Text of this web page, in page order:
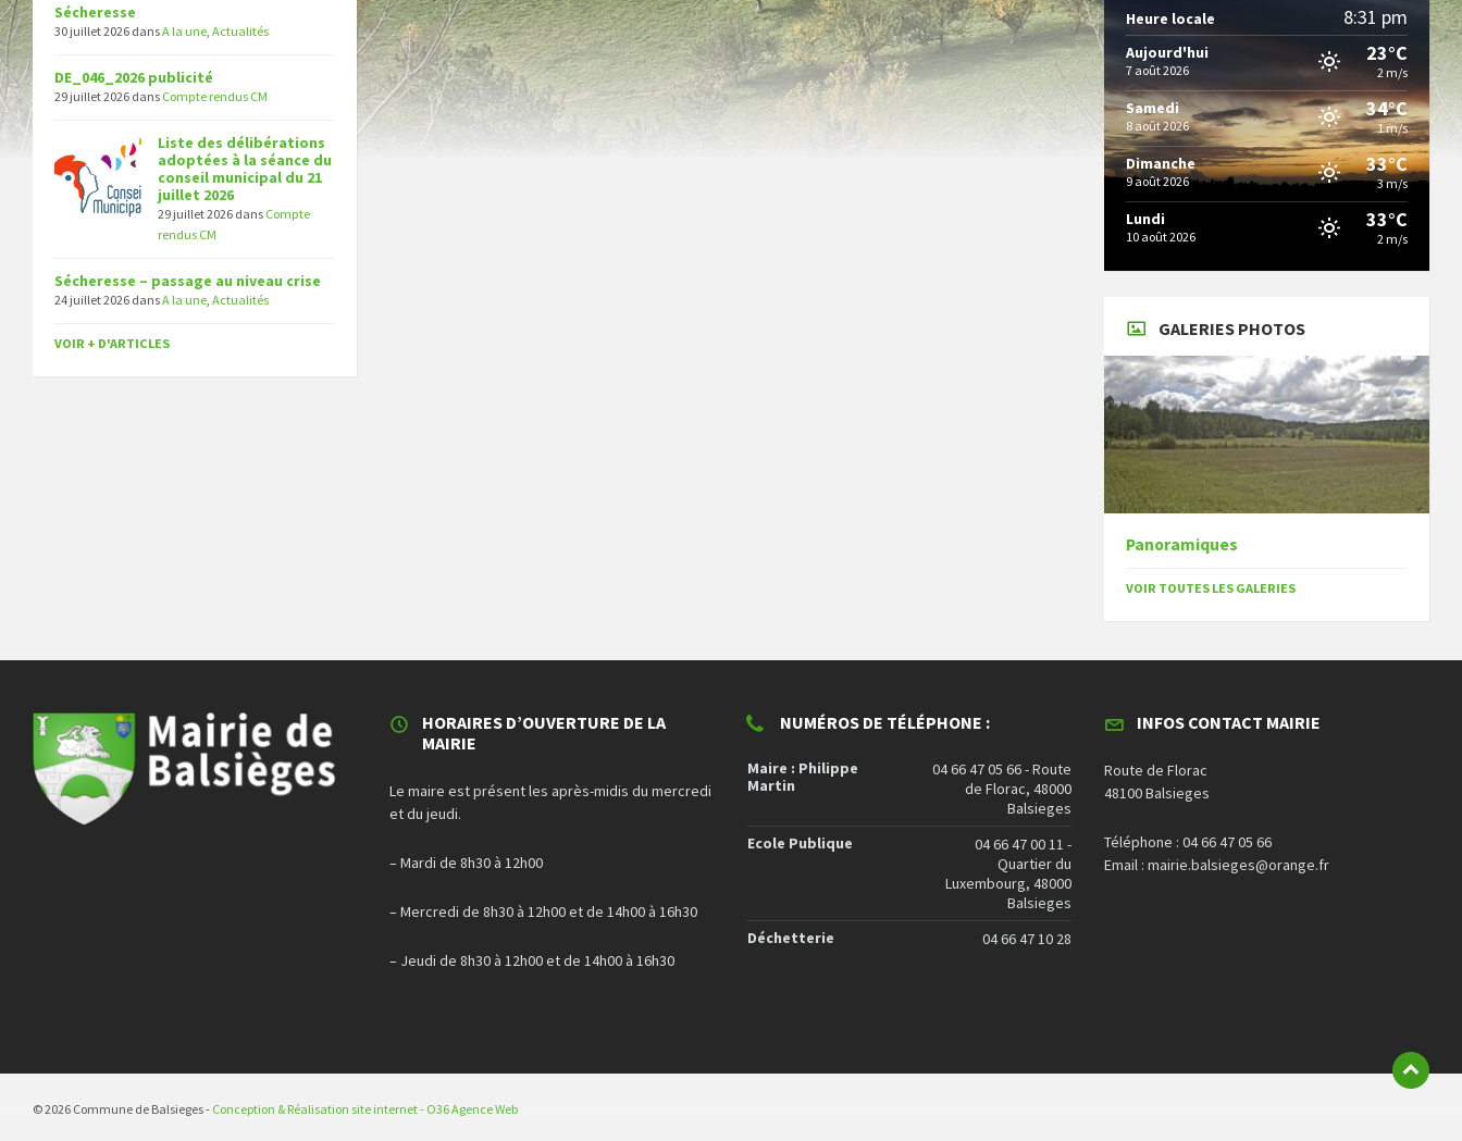
Sécheresse
30 juillet 2026 dansA la une Actualités
DE_046_2026 publicité
29 juillet 2026 dans Compte rendus CM
Liste des délibérations
adoptées à la séance du
conseil municipal du 21
juillet 2026
29 juillet 2026 dans Compte
rendus CM
Sécheresse – passage au niveau crise
24 juillet 2026 dansA la une Actualités
VOIR + D'ARTICLES
Heure locale 8:31 pm
Aujourd'hui
7 août 2026
23°C
2 m/s
Samedi
8 août 2026
34°C
1 m/s
Dimanche
9 août 2026
33°C
3 m/s
Lundi
10 août 2026
33°C
2 m/s
GALERIES PHOTOS
Panoramiques
VOIR TOUTES LES GALERIES
HORAIRES D’OUVERTURE DE LA
MAIRIE
Le maire est présent les après-midis du mercredi
et du jeudi.
– Mardi de 8h30 à 12h00
– Mercredi de 8h30 à 12h00 et de 14h00 à 16h30
– Jeudi de 8h30 à 12h00 et de 14h00 à 16h30
NUMÉROS DE TÉLÉPHONE :
Maire : Philippe
Martin
04 66 47 05 66 - Route
de Florac, 48000
Balsieges
Ecole Publique
04 66 47 00 11 -
Quartier du
Luxembourg, 48000
Balsieges
Déchetterie
04 66 47 10 28
INFOS CONTACT MAIRIE
Route de Florac
48100 Balsieges
Téléphone : 04 66 47 05 66
Email : mairie.balsieges@orange.fr
© 2026 Commune de Balsieges - Conception & Réalisation site internet - O36 Agence Web